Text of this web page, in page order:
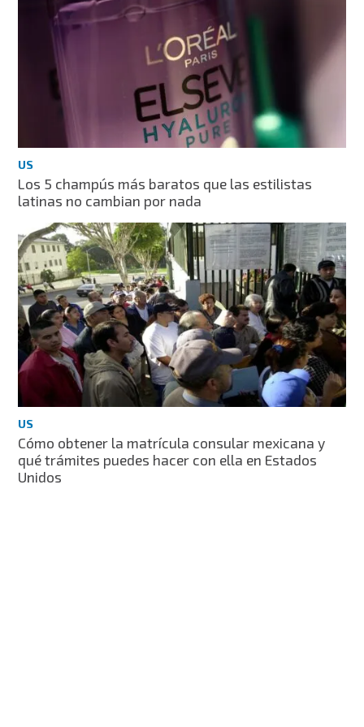
US
Los 5 champús más baratos que las estilistas
latinas no cambian por nada
US
Cómo obtener la matrícula consular mexicana y
qué trámites puedes hacer con ella en Estados
Unidos